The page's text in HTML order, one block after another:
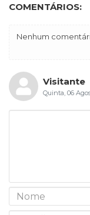
COMENTÁRIOS:
Nenhum
Visitante
Quinta, 06